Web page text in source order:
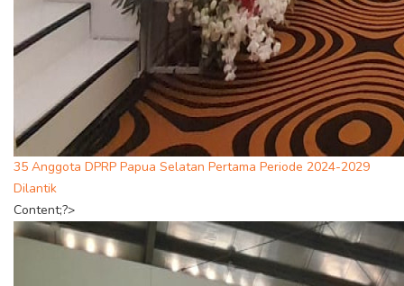
35 Anggota DPRP Papua Selatan Pertama Periode 2024-2029
Dilantik
Content;?>